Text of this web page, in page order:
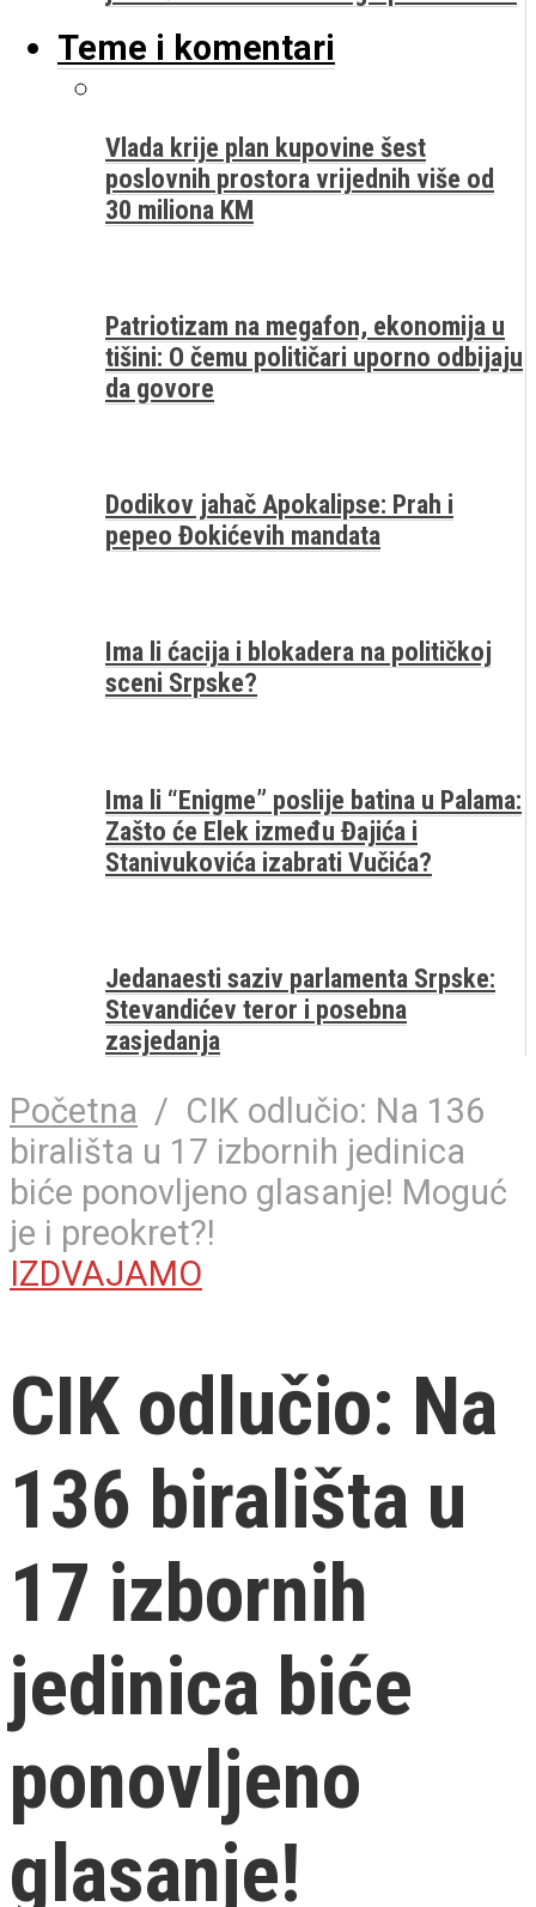
Teme i komentari
Vlada krije plan kupovine šest
poslovnih prostora vrijednih više od
30 miliona KM
Patriotizam na megafon, ekonomija u
tišini: O čemu političari uporno odbijaju
da govore
Dodikov jahač Apokalipse: Prah i
pepeo Đokićevih mandata
Ima li ćacija i blokadera na političkoj
sceni Srpske?
Ima li “Enigme” poslije batina u Palama:
Zašto će Elek između Đajića i
Stanivukovića izabrati Vučića?
Jedanaesti saziv parlamenta Srpske:
Stevandićev teror i posebna
zasjedanja
Početna / CIK odlučio: Na 136
birališta u 17 izbornih jedinica
biće ponovljeno glasanje! Moguć
je i preokret?!
IZDVAJAMO
CIK odlučio: Na
136 birališta u
17 izbornih
jedinica biće
ponovljeno
glasanje!